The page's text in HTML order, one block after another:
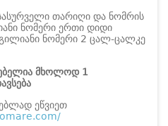
თარიღი და ნომრის
ნომერი ერთი დიდი
ნომერი 2 ცალ-ცალკე
მხოლოდ 1
ეწვიეთ